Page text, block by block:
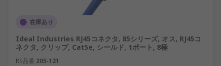
在庫あり
Ideal Industries RJ45コネクタ, 85シリーズ, オス, RJ45コ
ネクタ, クリップ, Cat5e, シールド, 1ポート, 8極
RS品番 205-121